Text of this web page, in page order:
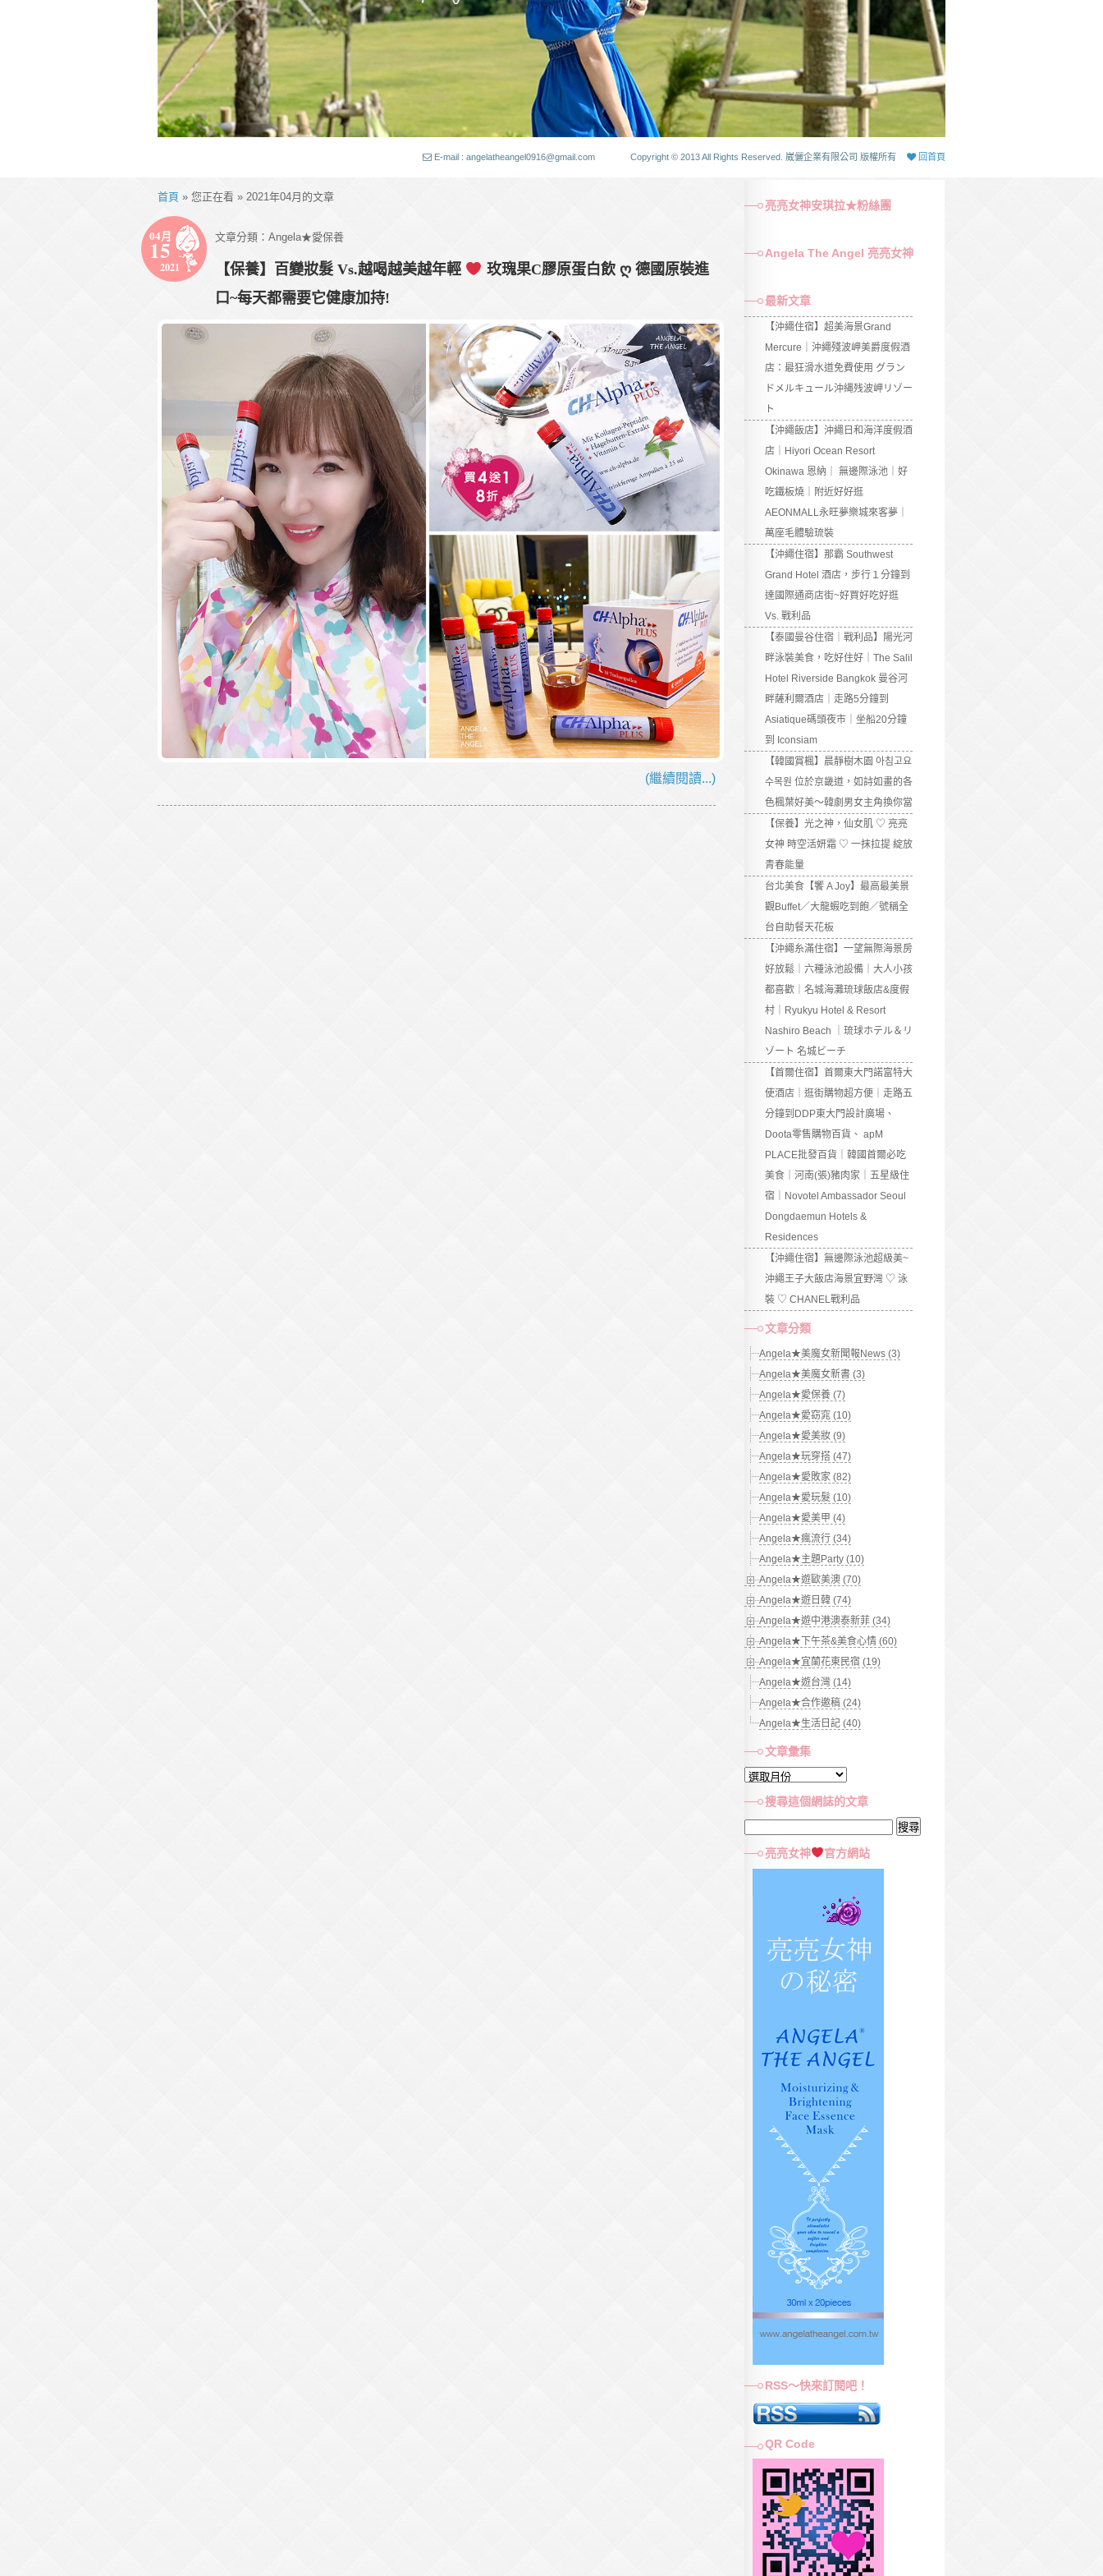
E-mail : angelatheangel0916@gmail.com Copyright © 2013 All Rights Reserved. 崴儷企業有限公司 版權所有 回首頁
首頁 » 您正在看 » 2021年04月的文章
04月
15
2021
文章分類： Angela★愛保養
【保養】百變妝髮 Vs.越喝越美越年輕
玫瑰果C膠原蛋白飲 ღ 德國原裝進
口~每天都需要它健康加持!
(繼續閱讀...)
亮亮女神安琪拉★粉絲團
Angela The Angel 亮亮女神
最新文章
【沖繩住宿】超美海景Grand
Mercure｜沖繩殘波岬美爵度假酒
店：最狂滑水道免費使用 グラン
ドメルキュール沖縄残波岬リゾー
ト
【沖繩飯店】沖繩日和海洋度假酒
店｜Hiyori Ocean Resort
Okinawa 恩納｜ 無邊際泳池｜好
吃鐵板燒｜附近好好逛
AEONMALL永旺夢樂城來客夢｜
萬座毛體驗琉裝
【沖繩住宿】那霸 Southwest
Grand Hotel 酒店，步行１分鐘到
達國際通商店街~好買好吃好逛
Vs. 戰利品
【泰國曼谷住宿｜戰利品】陽光河
畔泳裝美食，吃好住好｜The Salil
Hotel Riverside Bangkok 曼谷河
畔薩利爾酒店｜走路5分鐘到
Asiatique碼頭夜市｜坐船20分鐘
到 Iconsiam
【韓國賞楓】晨靜樹木園 아침고요
수목원 位於京畿道，如詩如畫的各
色楓葉好美～韓劇男女主角換你當
【保養】光之神，仙女肌 ♡ 亮亮
女神 時空活妍霜 ♡ 一抹拉提 綻放
青春能量
台北美食【饗 A Joy】最高最美景
觀Buffet／大龍蝦吃到飽／號稱全
台自助餐天花板
【沖繩糸滿住宿】一望無際海景房
好放鬆｜六種泳池設備｜大人小孩
都喜歡｜名城海灘琉球飯店&度假
村｜Ryukyu Hotel & Resort
Nashiro Beach ｜琉球ホテル＆リ
ゾート 名城ビーチ
【首爾住宿】首爾東大門諾富特大
使酒店｜逛街購物超方便｜走路五
分鐘到DDP東大門設計廣場、
Doota零售購物百貨、 apM
PLACE批發百貨｜韓國首爾必吃
美食｜河南(張)豬肉家｜五星級住
宿｜Novotel Ambassador Seoul
Dongdaemun Hotels &
Residences
【沖繩住宿】無邊際泳池超級美~
沖繩王子大飯店海景宜野灣 ♡ 泳
裝 ♡ CHANEL戰利品
文章分類
Angela★美魔女新聞報News (3)
Angela★美魔女新書 (3)
Angela★愛保養 (7)
Angela★愛窈窕 (10)
Angela★愛美妝 (9)
Angela★玩穿搭 (47)
Angela★愛敗家 (82)
Angela★愛玩髮 (10)
Angela★愛美甲 (4)
Angela★瘋流行 (34)
Angela★主題Party (10)
Angela★遊歐美澳 (70)
Angela★遊日韓 (74)
Angela★遊中港澳泰新菲 (34)
Angela★下午茶&美食心情 (60)
Angela★宜蘭花東民宿 (19)
Angela★遊台灣 (14)
Angela★合作邀稿 (24)
Angela★生活日記 (40)
文章彙集
文
彙
集
搜尋這個網誌的文章
關
亮亮女神 官方網站
RSS～快來訂閱吧！
QR Code